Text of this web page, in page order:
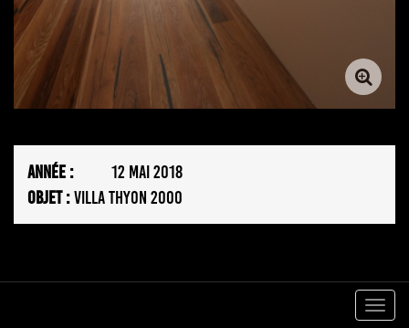
ANNÉE :
12 MAI 2018
OBJET :VILLA THYON 2000